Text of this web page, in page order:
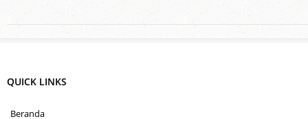
QUICK LINKS
Beranda